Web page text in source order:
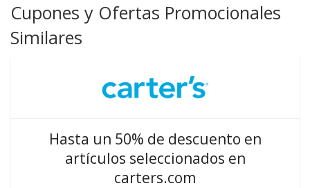
Cupones y Ofertas Promocionales
Similares
Hasta un 50% de descuento en
artículos seleccionados en
carters.com